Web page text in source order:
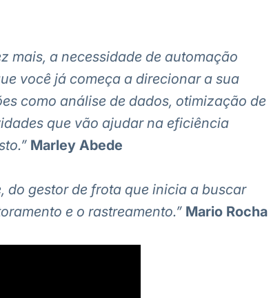
mais, a necessidade de automação
você já começa a direcionar a sua
como análise de dados, otimização de
que vão ajudar na eficiência
Marley Abede
do gestor de frota que inicia a buscar
e o rastreamento.” Mario Rocha